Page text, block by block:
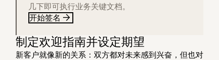
几下即可执行业务关键文档。
开始签名
制定欢迎指南并设定期望
新客户就像新的关系：双方都对未来感到兴奋，但也对